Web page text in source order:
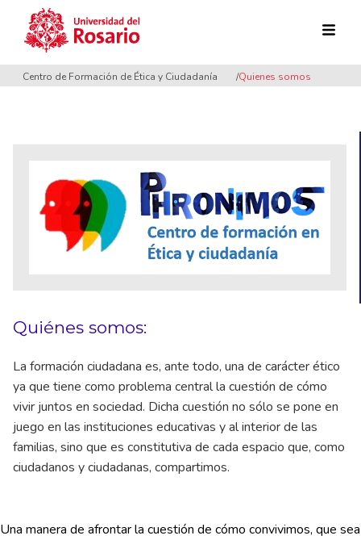
Pasar al contenido principal
Centro de Formación de Ética y Ciudadanía Quienes somos
Quiénes somos:
La formación ciudadana es, ante todo, una de carácter ético
ya que tiene como problema central la cuestión de cómo
vivir juntos en sociedad. Dicha cuestión no sólo se pone en
juego en las instituciones educativas y al interior de las
familias, sino que es constitutiva de cada espacio que, como
ciudadanos y ciudadanas, compartimos.
Una manera de afrontar la cuestión de cómo convivimos, que sea